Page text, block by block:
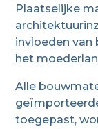
Plaatselijke
invloeden van
het
Alle
toegepast,